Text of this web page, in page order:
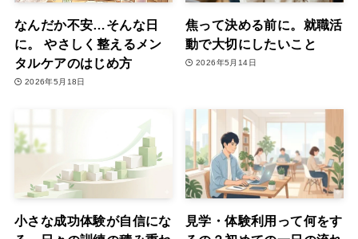
なんだか不安…そんな日
に。 やさしく整えるメン
タルケアのはじめ方
2026年5月18日
焦って決める前に。就職活
動で大切にしたいこと
2026年5月14日
小さな成功体験が自信にな
見学・体験利用って何をす